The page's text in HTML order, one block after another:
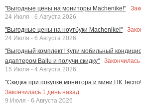
"Выгодные цены на мониторы Machenike!"
24 Июля - 6 Августа 2026
"Выгодные цены на ноутбуки Machenike!"
24 Июля - 6 Августа 2026
"Выгодный комплект! Купи мобильный
адаптером Ballu и получи скидку"
Закончилась
15 Июля - 4 Августа 2026
"Скидка при покупке монитора и мини ПК
Закончилась 1 день назад
9 Июля - 6 Августа 2026